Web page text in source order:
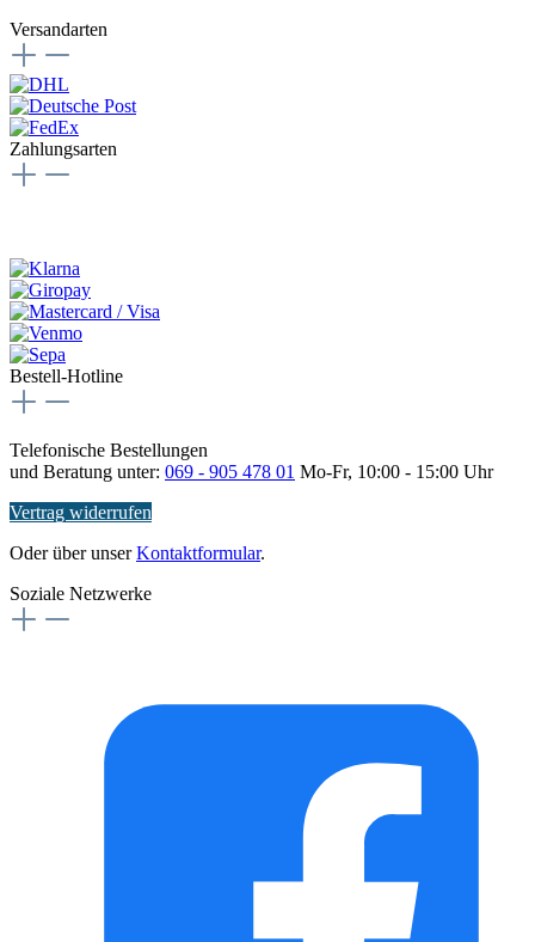
Versandarten
Zahlungsarten
Bestell-Hotline
Telefonische Bestellungen
und Beratung unter: 069 - 905 478 01 Mo-Fr, 10:00 - 15:00 Uhr
Vertrag widerrufen
Oder über unserKontaktformular.
Soziale Netzwerke